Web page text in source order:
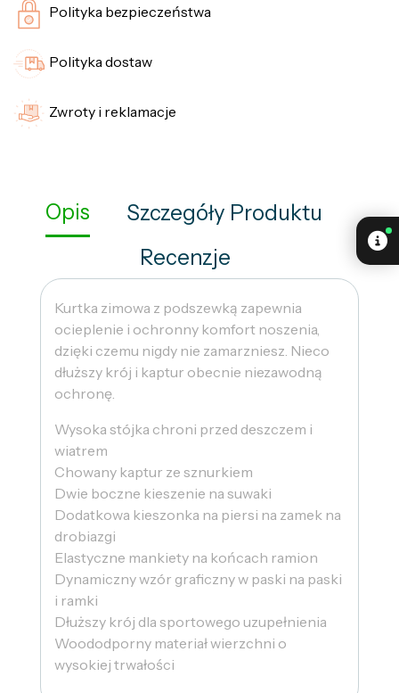
Polityka bezpieczeństwa
Polityka dostaw
Zwroty i reklamacje
Opis
Szczegóły Produktu
Recenzje
Kurtka zimowa z podszewką zapewnia
ocieplenie i ochronny komfort noszenia,
dzięki czemu nigdy nie zamarzniesz. Nieco
dłuższy krój i kaptur obecnie niezawodną
ochronę.
Wysoka stójka chroni przed deszczem i
wiatrem
Chowany kaptur ze sznurkiem
Dwie boczne kieszenie na suwaki
Dodatkowa kieszonka na piersi na zamek na
drobiazgi
Elastyczne mankiety na końcach ramion
Dynamiczny wzór graficzny w paski na paski
i ramki
Dłuższy krój dla sportowego uzupełnienia
Woododporny materiał wierzchni o
wysokiej trwałości